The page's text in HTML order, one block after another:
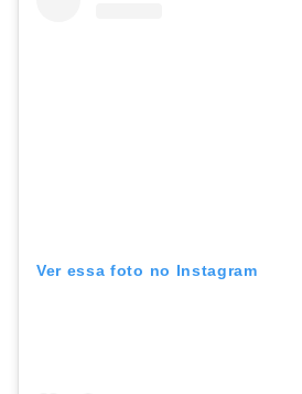
Ver essa foto no Instagram